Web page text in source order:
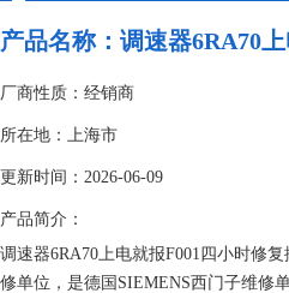
产品名称： 调速器6RA70
厂商性质：经销商
所在地：上海市
更新时间：2026-06-09
产品简介：
调速器6RA70上电就报F001四小时修
修单位，是德国SIEMENS西门子维修